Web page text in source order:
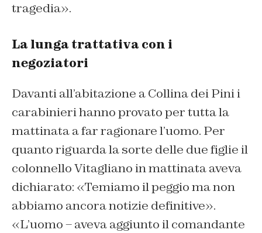
tragedia».
La lunga trattativa con i
negoziatori
Davanti all’abitazione a Collina dei Pini i
carabinieri hanno provato per tutta la
mattinata a far ragionare l’uomo. Per
quanto riguarda la sorte delle due figlie il
colonnello Vitagliano in mattinata aveva
dichiarato: «Temiamo il peggio ma non
abbiamo ancora notizie definitive».
«L’uomo – aveva aggiunto il comandante